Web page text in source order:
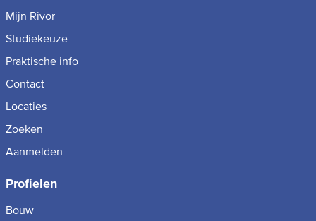
Mijn Rivor
Studiekeuze
Praktische info
Contact
Locaties
Zoeken
Aanmelden
Profielen
Bouw